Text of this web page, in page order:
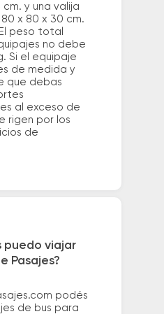
y una valija
x 80 x 30 cm.
peso total
no debe
Si el equipaje
de medida y
que debas
al exceso de
rigen por los
de
puedo viajar
Pasajes?
podés
de bus para